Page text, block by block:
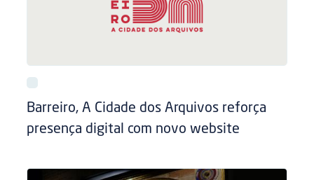
Barreiro, A Cidade dos Arquivos reforça
presença digital com novo website